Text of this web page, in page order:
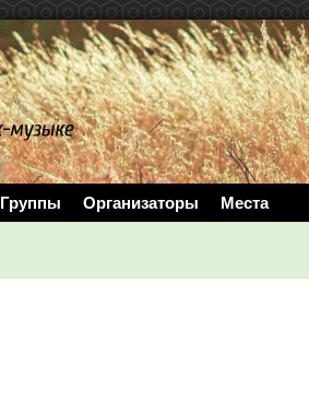
Группы Организаторы Места